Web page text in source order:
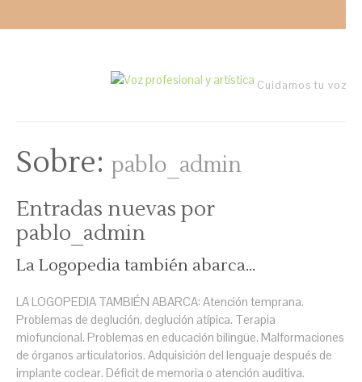
Cuidamos tu voz
Sobre: pablo_admin
Entradas nuevas por
pablo_admin
La Logopedia también abarca…
LA LOGOPEDIA TAMBIÉN ABARCA: Atención temprana.
Problemas de deglución, deglución atípica. Terapia
miofuncional. Problemas en educación bilingüe. Malformaciones
de órganos articulatorios. Adquisición del lenguaje después de
implante coclear. Déficit de memoria o atención auditiva.